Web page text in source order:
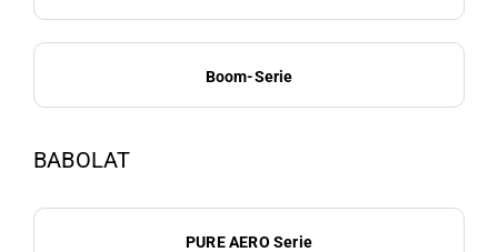
Boom-Serie
BABOLAT
PURE AERO Serie